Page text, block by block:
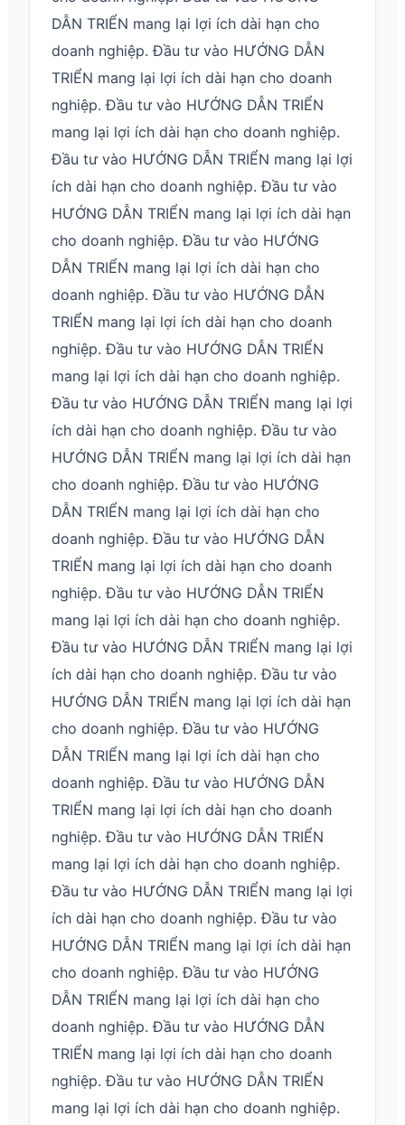
DẪN TRIỂN mang lại lợi ích dài hạn cho
doanh nghiệp. Đầu tư vào HƯỚNG DẪN
TRIỂN mang lại lợi ích dài hạn cho doanh
nghiệp. Đầu tư vào HƯỚNG DẪN TRIỂN
mang lại lợi ích dài hạn cho doanh nghiệp.
Đầu tư vào HƯỚNG DẪN TRIỂN mang lại lợi
ích dài hạn cho doanh nghiệp. Đầu tư vào
HƯỚNG DẪN TRIỂN mang lại lợi ích dài hạn
cho doanh nghiệp. Đầu tư vào HƯỚNG
DẪN TRIỂN mang lại lợi ích dài hạn cho
doanh nghiệp. Đầu tư vào HƯỚNG DẪN
TRIỂN mang lại lợi ích dài hạn cho doanh
nghiệp. Đầu tư vào HƯỚNG DẪN TRIỂN
mang lại lợi ích dài hạn cho doanh nghiệp.
Đầu tư vào HƯỚNG DẪN TRIỂN mang lại lợi
ích dài hạn cho doanh nghiệp. Đầu tư vào
HƯỚNG DẪN TRIỂN mang lại lợi ích dài hạn
cho doanh nghiệp. Đầu tư vào HƯỚNG
DẪN TRIỂN mang lại lợi ích dài hạn cho
doanh nghiệp. Đầu tư vào HƯỚNG DẪN
TRIỂN mang lại lợi ích dài hạn cho doanh
nghiệp. Đầu tư vào HƯỚNG DẪN TRIỂN
mang lại lợi ích dài hạn cho doanh nghiệp.
Đầu tư vào HƯỚNG DẪN TRIỂN mang lại lợi
ích dài hạn cho doanh nghiệp. Đầu tư vào
HƯỚNG DẪN TRIỂN mang lại lợi ích dài hạn
cho doanh nghiệp. Đầu tư vào HƯỚNG
DẪN TRIỂN mang lại lợi ích dài hạn cho
doanh nghiệp. Đầu tư vào HƯỚNG DẪN
TRIỂN mang lại lợi ích dài hạn cho doanh
nghiệp. Đầu tư vào HƯỚNG DẪN TRIỂN
mang lại lợi ích dài hạn cho doanh nghiệp.
Đầu tư vào HƯỚNG DẪN TRIỂN mang lại lợi
ích dài hạn cho doanh nghiệp. Đầu tư vào
HƯỚNG DẪN TRIỂN mang lại lợi ích dài hạn
cho doanh nghiệp. Đầu tư vào HƯỚNG
DẪN TRIỂN mang lại lợi ích dài hạn cho
doanh nghiệp. Đầu tư vào HƯỚNG DẪN
TRIỂN mang lại lợi ích dài hạn cho doanh
nghiệp. Đầu tư vào HƯỚNG DẪN TRIỂN
mang lại lợi ích dài hạn cho doanh nghiệp.